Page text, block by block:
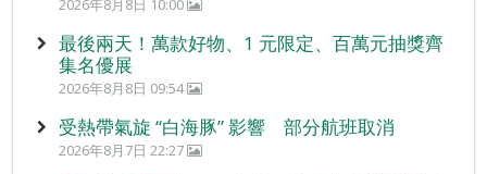
2026年8月8日 10:00
最後兩天！萬款好物、1 元限定、百萬元抽獎齊
集名優展
2026年8月8日 09:54
受熱帶氣旋 “白海豚” 影響 部分航班取消
2026年8月7日 22:27